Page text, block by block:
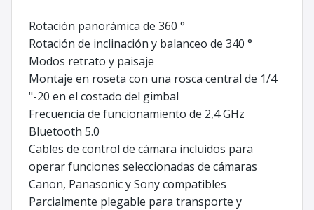
Rotación panorámica de 360 ​​°
Rotación de inclinación y balanceo de 340 °
Modos retrato y paisaje
Montaje en roseta con una rosca central de 1/4
"-20 en el costado del gimbal
Frecuencia de funcionamiento de 2,4 GHz
Bluetooth 5.0
Cables de control de cámara incluidos para
operar funciones seleccionadas de cámaras
Canon, Panasonic y Sony compatibles
Parcialmente plegable para transporte y